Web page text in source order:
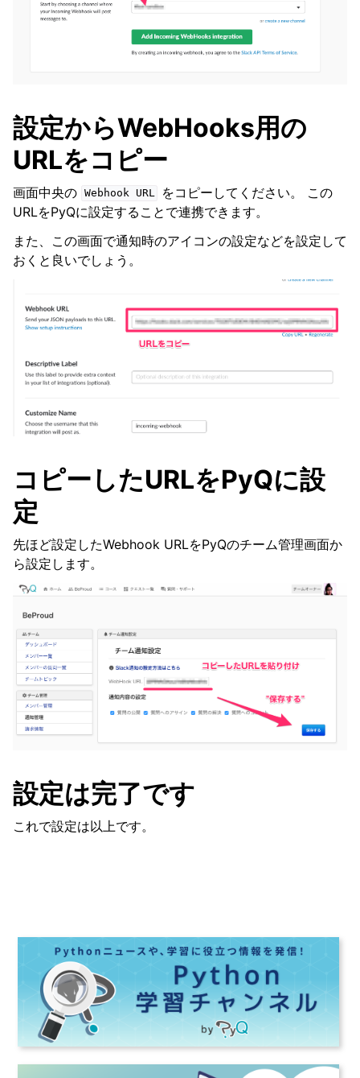
設定からWebHooks用の
URLをコピー
画面中央の Webhook URL
をコピーしてください。 この
URLをPyQに設定することで連携できます。
また、この画面で通知時のアイコンの設定などを設定して
おくと良いでしょう。
コピーしたURLをPyQに設
定
先ほど設定したWebhook URLをPyQのチーム管理画面か
ら設定します。
設定は完了です
これで設定は以上です。